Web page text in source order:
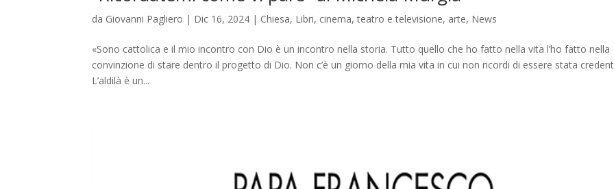
da Giovanni Pagliero | Dic 16, 2024 | Chiesa, Libri, cinema, teatro e televisione, arte, News
«Sono cattolica e il mio incontro con Dio è un incontro nella storia. Tutto quello che ho fatto nella vita l’ho fatto nella
convinzione di stare dentro il progetto di Dio. Non c’è un giorno della mia vita in cui non ricordi di essere stata
L’aldilà è un...